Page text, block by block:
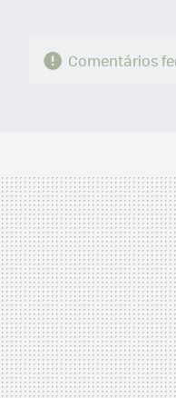
Comentários